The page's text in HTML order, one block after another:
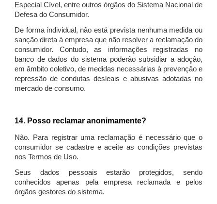
Especial Cível, entre outros órgãos do Sistema Nacional de
Defesa do Consumidor.
De forma individual, não está prevista nenhuma medida ou
sanção direta à empresa que não resolver a reclamação do
consumidor. Contudo, as informações registradas no
banco de dados do sistema poderão subsidiar a adoção,
em âmbito coletivo, de medidas necessárias à prevenção e
repressão de condutas desleais e abusivas adotadas no
mercado de consumo.
14. Posso reclamar anonimamente?
Não. Para registrar uma reclamação é necessário que o
consumidor se cadastre e aceite as condições previstas
nos Termos de Uso.
Seus dados pessoais estarão protegidos, sendo
conhecidos apenas pela empresa reclamada e pelos
órgãos gestores do sistema.